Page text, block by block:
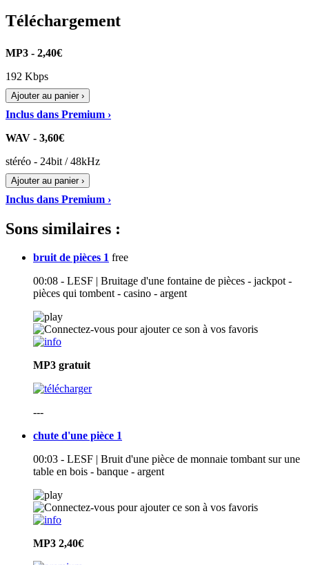
Téléchargement
MP3 - 2,40€
192 Kbps
Ajouter au panier ›
Inclus dans Premium ›
WAV - 3,60€
stéréo - 24bit / 48kHz
Ajouter au panier ›
Inclus dans Premium ›
Sons similaires :
bruit de pièces 1 free
00:08 - LESF | Bruitage d'une fontaine de pièces - jackpot -
pièces qui tombent - casino - argent
MP3 gratuit
---
chute d'une pièce 1
00:03 - LESF | Bruit d'une pièce de monnaie tombant sur une
table en bois - banque - argent
MP3 2,40€